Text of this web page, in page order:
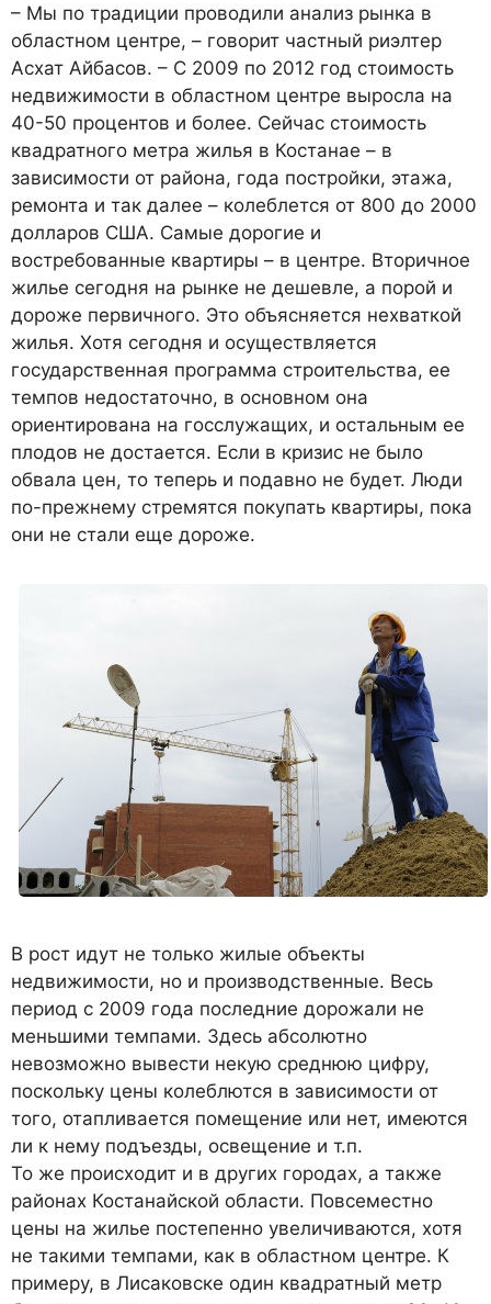
– Мы по традиции проводили анализ рынка в
областном центре, – говорит частный риэлтер
Асхат Айбасов. – С 2009 по 2012 год стоимость
недвижимости в областном центре выросла на
40-50 процентов и более. Сейчас стоимость
квадратного метра жилья в Костанае – в
зависимости от района, года постройки, этажа,
ремонта и так далее – колеблется от 800 до 2000
долларов США. Самые дорогие и
востребованные квартиры – в центре. Вторичное
жилье сегодня на рынке не дешевле, а порой и
дороже первичного. Это объясняется нехваткой
жилья. Хотя сегодня и осуществляется
государственная программа строительства, ее
темпов недостаточно, в основном она
ориентирована на госслужащих, и остальным ее
плодов не достается. Если в кризис не было
обвала цен, то теперь и подавно не будет. Люди
по-прежнему стремятся покупать квартиры, пока
они не стали еще дороже.
В рост идут не только жилые объекты
недвижимости, но и производственные. Весь
период с 2009 года последние дорожали не
меньшими темпами. Здесь абсолютно
невозможно вывести некую среднюю цифру,
поскольку цены колеблются в зависимости от
того, отапливается помещение или нет, имеются
ли к нему подъезды, освещение и т.п.
То же происходит и в других городах, а также
районах Костанайской области. Повсеместно
цены на жилье постепенно увеличиваются, хотя
не такими темпами, как в областном центре. К
примеру, в Лисаковске один квадратный метр